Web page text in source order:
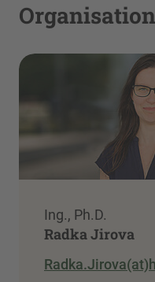
Ing., Ph.D.
Radka Jirova